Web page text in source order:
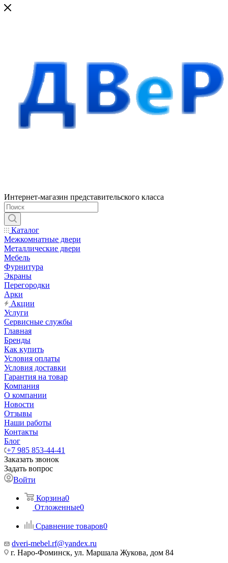
Интернет-магазин представительского класса
Каталог
Межкомнатные двери
Металлические двери
Мебель
Фурнитура
Экраны
Перегородки
Арки
Акции
Услуги
Сервисные службы
Главная
Бренды
Как купить
Условия оплаты
Условия доставки
Гарантия на товар
Компания
О компании
Новости
Отзывы
Наши работы
Контакты
Блог
+7 985 853-44-41
Заказать звонок
Задать вопрос
Войти
Корзина0
Отложенные0
Сравнение товаров0
dveri-mebel.rf@yandex.ru
г. Наро-Фоминск, ул. Маршала Жукова, дом 84